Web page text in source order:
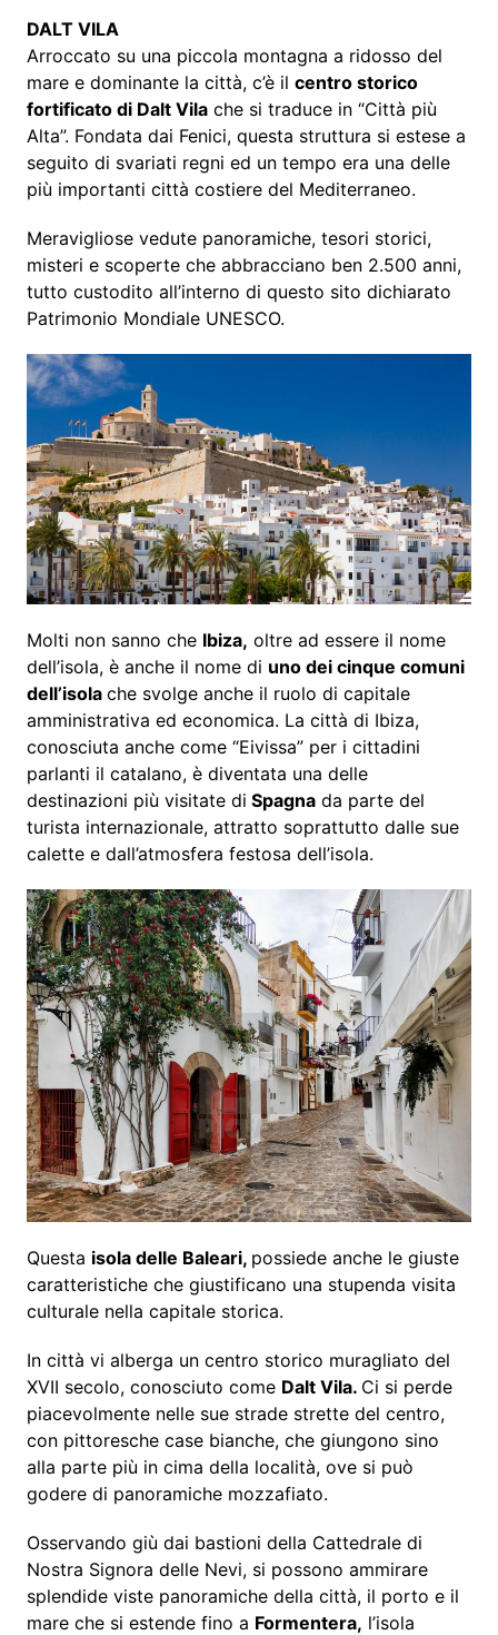
DALT VILA
Arroccato su una piccola montagna a ridosso del
mare e dominante la città, c’è il centro storico
fortificato di Dalt Vilache si traduce in “Città più
Alta”. Fondata dai Fenici, questa struttura si estese a
seguito di svariati regni ed un tempo era una delle
più importanti città costiere del Mediterraneo.
Meravigliose vedute panoramiche, tesori storici,
misteri e scoperte che abbracciano ben 2.500 anni,
tutto custodito all’interno di questo sito dichiarato
Patrimonio Mondiale UNESCO.
Molti non sanno che Ibiza, oltre ad essere il nome
dell’isola, è anche il nome di uno dei cinque comuni
dell’isola che svolge anche il ruolo di capitale
amministrativa ed economica. La città di Ibiza,
conosciuta anche come “Eivissa” per i cittadini
parlanti il catalano, è diventata una delle
destinazioni più visitate di Spagnada parte del
turista internazionale, attratto soprattutto dalle sue
calette e dall’atmosfera festosa dell’isola.
Questa isola delle Baleari, possiede anche le giuste
caratteristiche che giustificano una stupenda visita
culturale nella capitale storica.
In città vi alberga un centro storico muragliato del
XVII secolo, conosciuto come Dalt Vila. Ci si perde
piacevolmente nelle sue strade strette del centro,
con pittoresche case bianche, che giungono sino
alla parte più in cima della località, ove si può
godere di panoramiche mozzafiato.
Osservando giù dai bastioni della Cattedrale di
Nostra Signora delle Nevi, si possono ammirare
splendide viste panoramiche della città, il porto e il
mare che si estende fino a Formentera, l’isola